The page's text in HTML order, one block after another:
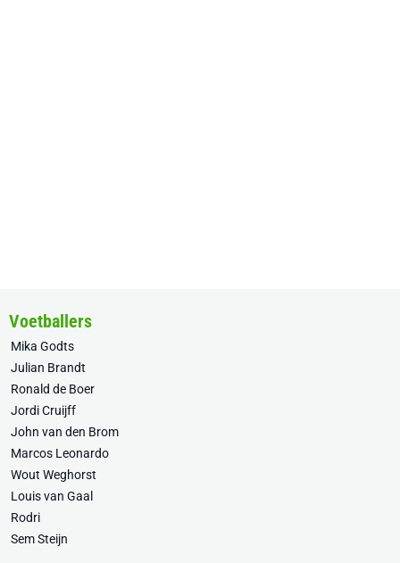
Voetballers
Mika Godts
Julian Brandt
Ronald de Boer
Jordi Cruijff
John van den Brom
Marcos Leonardo
Wout Weghorst
Louis van Gaal
Rodri
Sem Steijn